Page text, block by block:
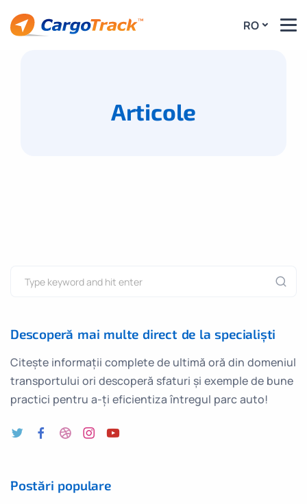
RO
Articole
Descoperă mai multe direct de la specialiști
Citește informații complete de ultimă oră din domeniul
transportului ori descoperă sfaturi și exemple de bune
practici pentru a-ți eficientiza întregul parc auto!
Postări populare